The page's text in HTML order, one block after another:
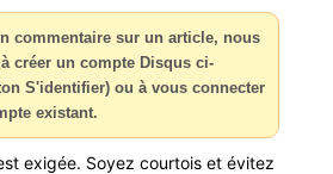
commentaire sur un article, nous
créer un compte Disqus ci-
S'identifier) ou à vous connecter
existant.
exigée. Soyez courtois et évitez